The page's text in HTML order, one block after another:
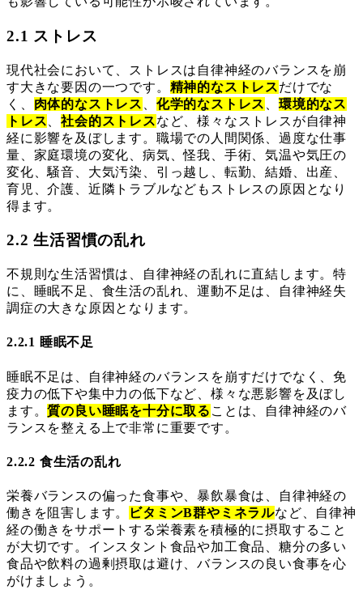
2.1 ストレス
現代社会において、ストレスは自律神経のバランスを崩
す大きな要因の一つです。 精神的なストレスだけでな
く、 肉体的なストレス 化学的なストレス 、環境的なス
トレス 、社会的ストレスなど、様々なストレスが自律神
経に影響を及ぼします。職場での人間関係、過度な仕事
量、家庭環境の変化、病気、怪我、手術、気温や気圧の
変化、騒音、大気汚染、引っ越し、転勤、結婚、出産、
育児、介護、近隣トラブルなどもストレスの原因となり
得ます。
2.2 生活習慣の乱れ
不規則な生活習慣は、自律神経の乱れに直結します。特
に、睡眠不足、食生活の乱れ、運動不足は、自律神経失
調症の大きな原因となります。
2.2.1 睡眠不足
睡眠不足は、自律神経のバランスを崩すだけでなく、免
疫力の低下や集中力の低下など、様々な悪影響を及ぼし
ます。質の良い睡眠を十分に取る ことは、自律神経のバ
ランスを整える上で非常に重要です。
2.2.2 食生活の乱れ
栄養バランスの偏った食事や、暴飲暴食は、自律神経の
働きを阻害します。
ビタミンB群やミネラルなど、自律神
経の働きをサポートする栄養素を積極的に摂取すること
が大切です。インスタント食品や加工食品、糖分の多い
食品や飲料の過剰摂取は避け、バランスの良い食事を心
がけましょう。